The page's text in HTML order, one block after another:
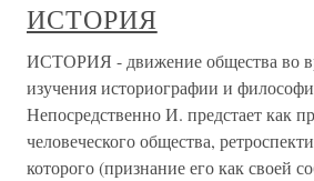
ИСТОРИЯ
ИСТОРИЯ - движение общества во
изучения историографии и
Непосредственно И. предстает как
человеческого общества,
которого (признание его как своей